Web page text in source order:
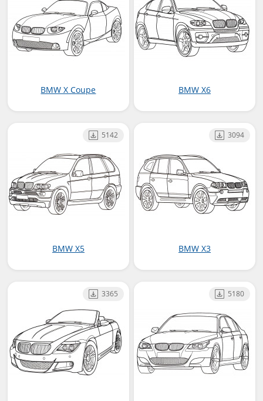
BMW X Coupe BMW X6
BMW X5
5142
BMW X3
3094
3365 5180